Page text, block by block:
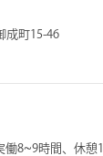
成町15-46
8~9時間、休憩